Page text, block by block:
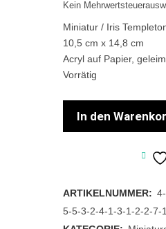
Kein
Miniatur / Iris
10,5 cm x 14,8 cm
Acryl auf Papier,
Vorrätig
Miniatur
In den
ARTIKELNUMMER:
5-5-3-2-4-1-3-1-2-2-7-